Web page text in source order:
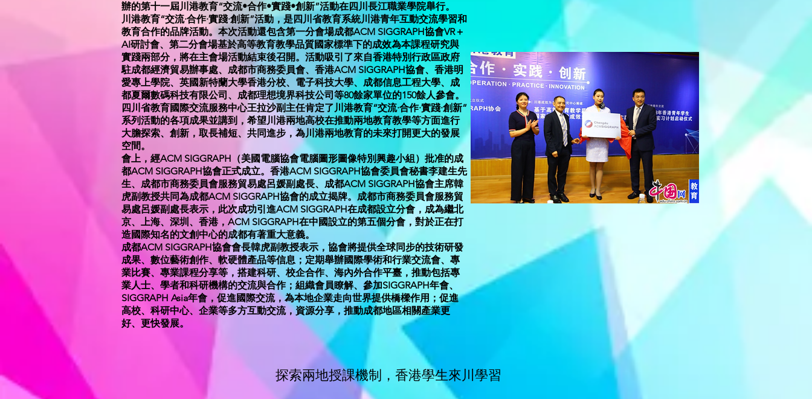
辦的第十一屆川港教育“交流•合作•實踐•創新”活動在四川長江職業學院舉行。
川港教育“交流·合作·實踐·創新”活動，是四川省教育系統川港青年互動交流學習和
教育合作的品牌活動。本次活動還包含第一分會場成都ACM SIGGRAPH協會VR＋
AI研討會、第二分會場基於高等教育教學品質國家標準下的成效為本課程研究與
實踐兩部分，將在主會場活動結束後召開。活動吸引了來自香港特別行政區政府
駐成都經濟貿易辦事處、成都市商務委員會、香港ACM SIGGRAPH協會、香港明
愛專上學院、英國新特蘭大學香港分校、電子科技大學、成都信息工程大學、成
都夏爾數碼科技有限公司、成都理想境界科技公司等80餘家單位的150餘人參會。
四川省教育國際交流服務中心王拉沙副主任肯定了川港教育“交流·合作·實踐·創新”
系列活動的各項成果並講到，希望川港兩地高校在推動兩地教育教學等方面進行
大膽探索、創新，取長補短、共同進步，為川港兩地教育的未來打開更大的發展
空間。
會上，經ACM SIGGRAPH（美國電腦協會電腦圖形圖像特別興趣小組）批准的成
都ACM SIGGRAPH協會正式成立。香港ACM SIGGRAPH協會委員會秘書李建生先
生、成都市商務委員會服務貿易處呂媛副處長、成都ACM SIGGRAPH協會主席韓
虎副教授共同為成都ACM SIGGRAPH協會的成立揭牌。成都市商務委員會服務貿
易處呂媛副處長表示，此次成功引進ACM SIGGRAPH在成都設立分會，成為繼北
京、上海、深圳、香港，ACM SIGGRAPH在中國設立的第五個分會，對於正在打
造國際知名的文創中心的成都有著重大意義。
成都ACM SIGGRAPH協會會長韓虎副教授表示，協會將提供全球同步的技術研發
成果、數位藝術創作、軟硬體產品等信息；定期舉辦國際學術和行業交流會、專
業比賽、專業課程分享等，搭建科研、校企合作、海內外合作平臺，推動包括專
業人士、學者和科研機構的交流與合作；組織會員瞭解、參加SIGGRAPH年會、
SIGGRAPH Asia年會，促進國際交流，為本地企業走向世界提供橋樑作用；促進
高校、科研中心、企業等多方互動交流，資源分享，推動成都地區相關產業更
好、更快發展。
探索兩地授課機制，香港學生來川學習